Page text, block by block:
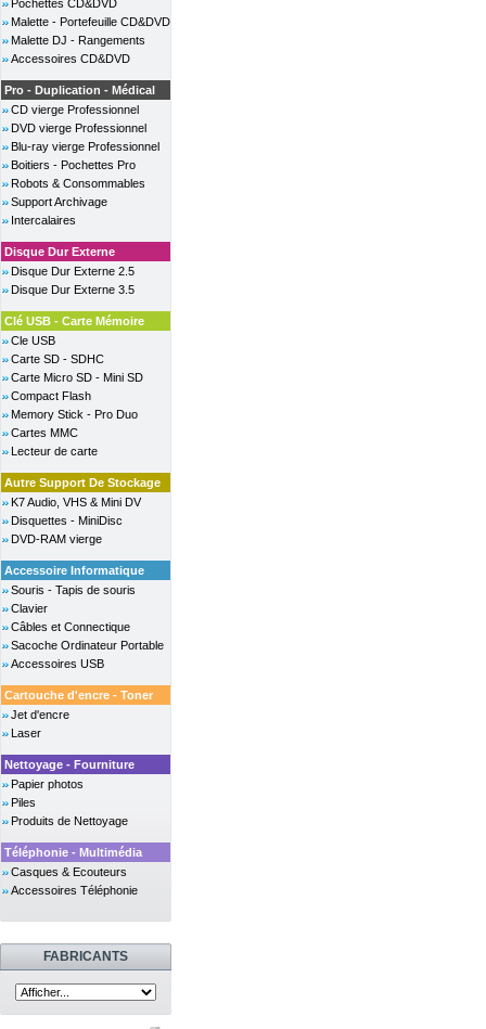
Pochettes CD&DVD
Malette - Portefeuille CD&DVD
Malette DJ - Rangements
Accessoires CD&DVD
Pro - Duplication - Médical
CD vierge Professionnel
DVD vierge Professionnel
Blu-ray vierge Professionnel
Boitiers - Pochettes Pro
Robots & Consommables
Support Archivage
Intercalaires
Disque Dur Externe
Disque Dur Externe 2.5
Disque Dur Externe 3.5
Clé USB - Carte Mémoire
Cle USB
Carte SD - SDHC
Carte Micro SD - Mini SD
Compact Flash
Memory Stick - Pro Duo
Cartes MMC
Lecteur de carte
Autre Support De Stockage
K7 Audio, VHS & Mini DV
Disquettes - MiniDisc
DVD-RAM vierge
Accessoire Informatique
Souris - Tapis de souris
Clavier
Câbles et Connectique
Sacoche Ordinateur Portable
Accessoires USB
Cartouche d'encre - Toner
Jet d'encre
Laser
Nettoyage - Fourniture
Papier photos
Piles
Produits de Nettoyage
Téléphonie - Multimédia
Casques & Ecouteurs
Accessoires Téléphonie
FABRICANTS